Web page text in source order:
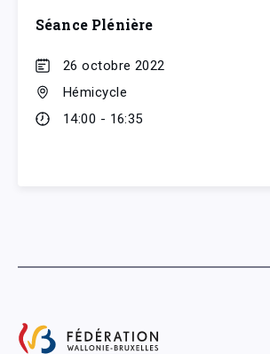
Séance Plénière
26 octobre 2022
Hémicycle
14:00 - 16:35